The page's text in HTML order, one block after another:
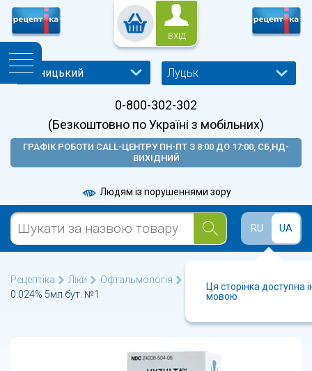
ВХІД
Луцьк
0-800-302-302
(Безкоштовно по Україні з мобільних)
ГРАФІК РОБОТИ CALL-ЦЕНТРУ ПН-ПТ З 8:00 ДО 17:00, СБ,НД-
ВИХІДНИЙ
Людям із порушеннями зору
RU UA
Ця сторінка доступна
мовою
Рецептіка Ліки Офтальмологія
0.024% 5мл бут. №1